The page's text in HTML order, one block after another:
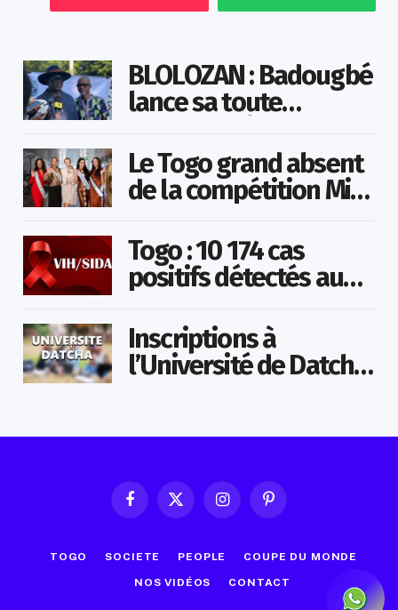
BLOLOZAN : Badougbé
lance sa toute
identitaire
Le Togo grand absent
de la compétition Miss
Togo : 10 174 cas
positifs détectés au
Inscriptions à
l’Université de Datcha
Facebook
X
InstagramPinterest
TOGO SOCIETE PEOPLE COUPE DU MONDE
NOS VIDÉOS CONTACT